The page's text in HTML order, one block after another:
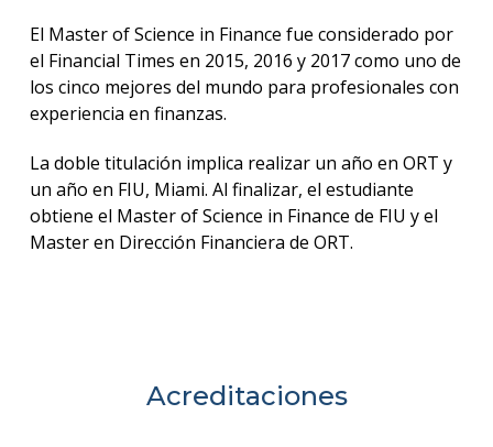
El Master of Science in Finance fue considerado por
el Financial Times en 2015, 2016 y 2017 como uno de
los cinco mejores del mundo para profesionales con
experiencia en finanzas.
La doble titulación implica realizar un año en ORT y
un año en FIU, Miami. Al finalizar, el estudiante
obtiene el Master of Science in Finance de FIU y el
Master en Dirección Financiera de ORT.
Acreditaciones